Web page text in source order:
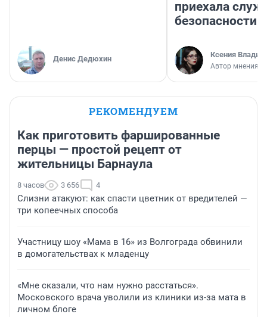
Денис Дедюхин
приехала
безопасности
Ксения
Автор мнения
РЕКОМЕНДУЕМ
Как приготовить фаршированные
перцы — простой рецепт от
жительницы Барнаула
8 часов 3 656 4
Слизни атакуют: как спасти цветник от вредителей —
три копеечных способа
Участницу шоу «Мама в 16» из Волгограда обвинили
в домогательствах к младенцу
«Мне сказали, что нам нужно расстаться».
Московского врача уволили из клиники из-за мата в
личном блоге